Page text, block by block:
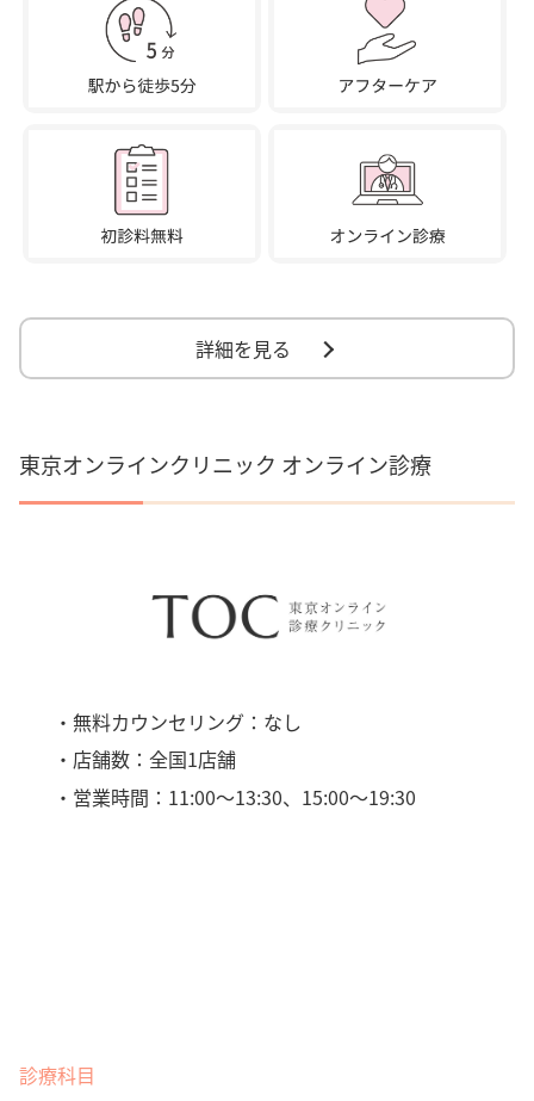
詳細を見る
東京オンラインクリニック オンライン診療
・無料カウンセリング：なし
・店舗数：全国1店舗
・営業時間：11:00〜13:30、15:00〜19:30
診療科目